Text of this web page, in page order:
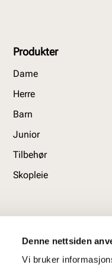
Denne nettsiden
Vi bruker
Produkter
Dame
Herre
Barn
Junior
Tilbehør
Skopleie